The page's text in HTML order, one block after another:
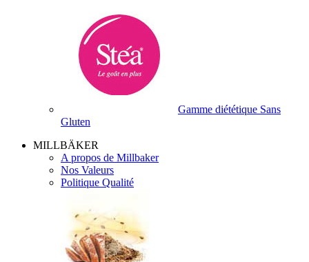
Gamme diététique Sans
Gluten
MILLBÄKER
A propos de Millbaker
Nos Valeurs
Politique Qualité